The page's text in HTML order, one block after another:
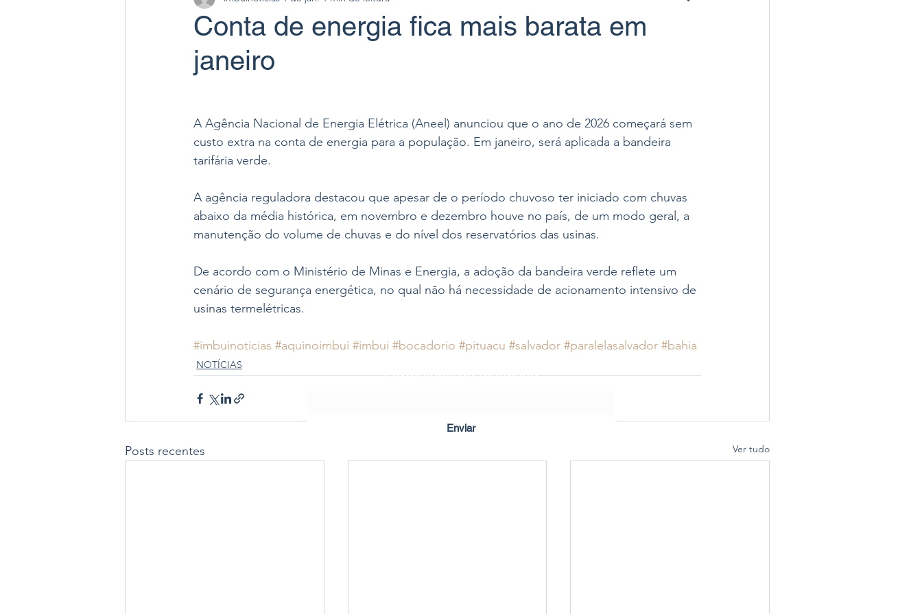
Conta de energia fica mais barata em
janeiro
A Agência Nacional de Energia Elétrica (Aneel) anunciou que o ano de 2026 começará sem
custo extra na conta de energia para a população. Em janeiro, será aplicada a bandeira
tarifária verde.
A agência reguladora destacou que apesar de o período chuvoso ter iniciado com chuvas
abaixo da média histórica, em novembro e dezembro houve no país, de um modo geral, a
manutenção do volume de chuvas e do nível dos reservatórios das usinas.
De acordo com o Ministério de Minas e Energia, a adoção da bandeira verde reflete um
cenário de segurança energética, no qual não há necessidade de acionamento intensivo de
usinas termelétricas.
#imbuinoticias #aquinoimbui #imbui #bocadorio #pituacu #salvador #paralelasalvador #bahia
NOTÍCIAS
Posts recentes Ver tudo
Formulário de Inscrição
Enviar